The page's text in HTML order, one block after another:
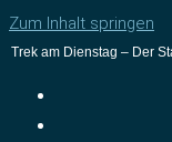
Zum Inhalt springen
Trek am Dienstag – Der